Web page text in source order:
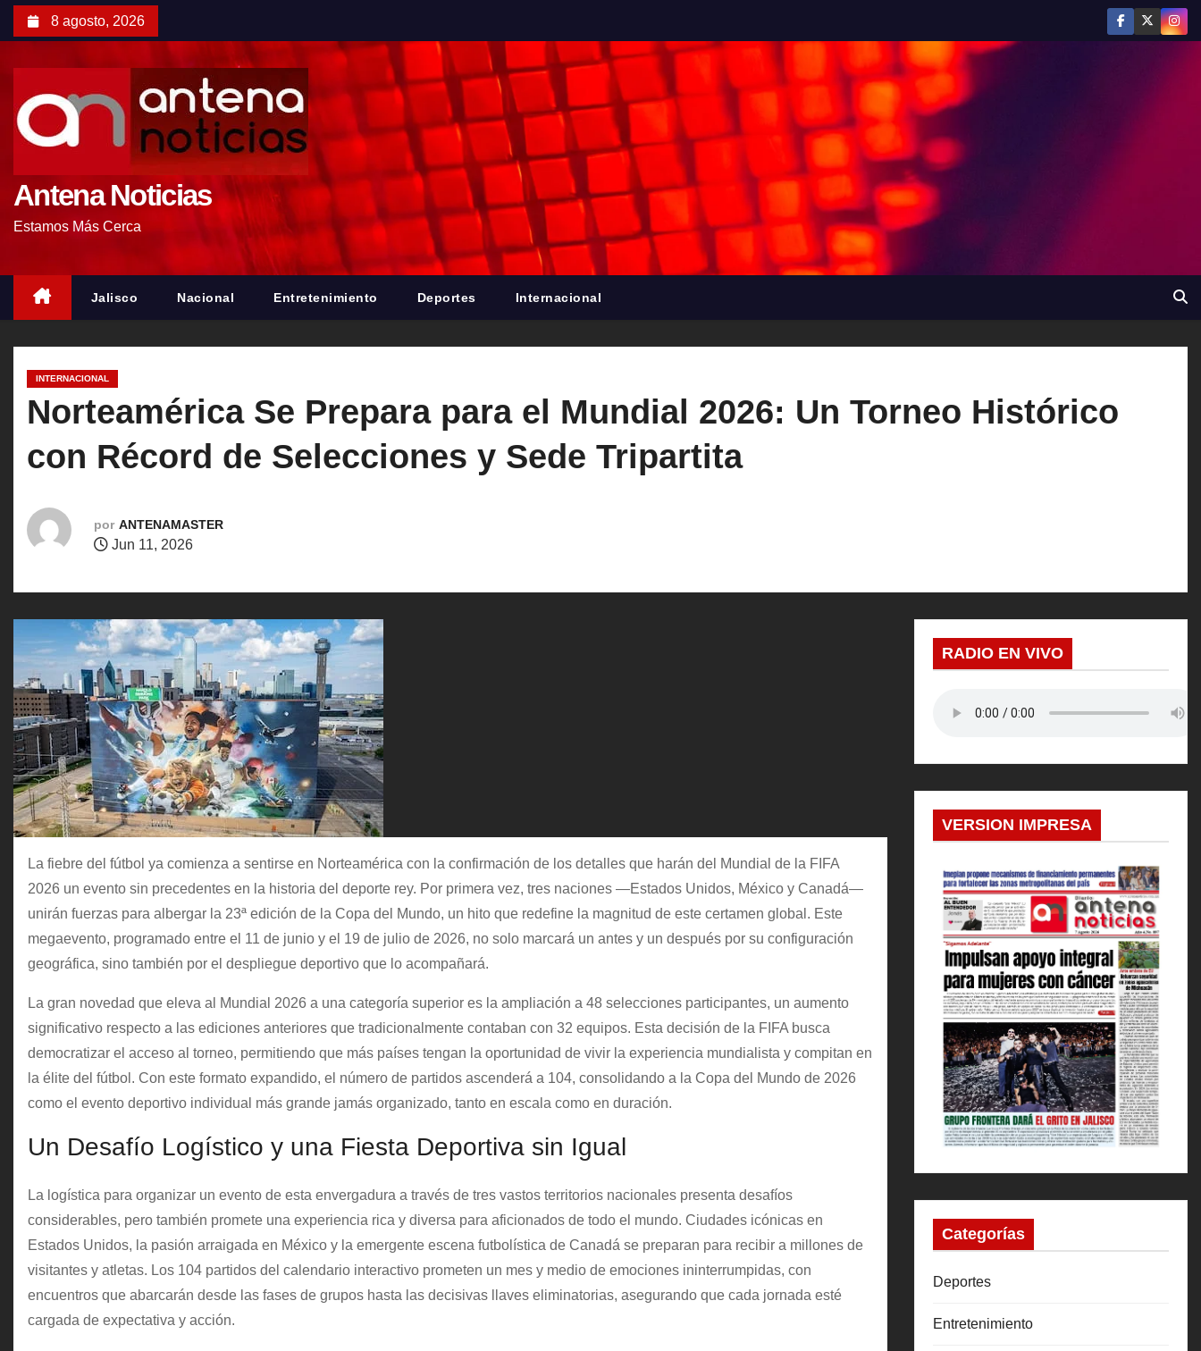
8 agosto, 2026
Antena Noticias
Estamos Más Cerca
Jalisco Nacional Entretenimiento Deportes Internacional
INTERNACIONAL
Norteamérica Se Prepara para el Mundial 2026: Un Torneo Histórico
con Récord de Selecciones y Sede Tripartita
por ANTENAMASTER
Jun 11, 2026
La fiebre del fútbol ya comienza a sentirse en Norteamérica con la confirmación de los detalles que harán del Mundial de la FIFA
2026 un evento sin precedentes en la historia del deporte rey. Por primera vez, tres naciones —Estados Unidos, México y Canadá—
unirán fuerzas para albergar la 23ª edición de la Copa del Mundo, un hito que redefine la magnitud de este certamen global. Este
megaevento, programado entre el 11 de junio y el 19 de julio de 2026, no solo marcará un antes y un después por su configuración
geográfica, sino también por el despliegue deportivo que lo acompañará.
La gran novedad que eleva al Mundial 2026 a una categoría superior es la ampliación a 48 selecciones participantes, un aumento
significativo respecto a las ediciones anteriores que tradicionalmente contaban con 32 equipos. Esta decisión de la FIFA busca
democratizar el acceso al torneo, permitiendo que más países tengan la oportunidad de vivir la experiencia mundialista y compitan en
la élite del fútbol. Con este formato expandido, el número de partidos ascenderá a 104, consolidando a la Copa del Mundo de 2026
como el evento deportivo individual más grande jamás organizado, tanto en escala como en duración.
Un Desafío Logístico y una Fiesta Deportiva sin Igual
La logística para organizar un evento de esta envergadura a través de tres vastos territorios nacionales presenta desafíos
considerables, pero también promete una experiencia rica y diversa para aficionados de todo el mundo. Ciudades icónicas en
Estados Unidos, la pasión arraigada en México y la emergente escena futbolística de Canadá se preparan para recibir a millones de
visitantes y atletas. Los 104 partidos del calendario interactivo prometen un mes y medio de emociones ininterrumpidas, con
encuentros que abarcarán desde las fases de grupos hasta las decisivas llaves eliminatorias, asegurando que cada jornada esté
cargada de expectativa y acción.
RADIO EN VIVO
VERSION IMPRESA
Categorías
Deportes
Entretenimiento